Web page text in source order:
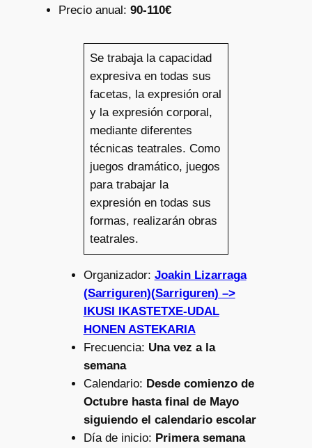
Precio anual: 90-110€
Se trabaja la capacidad
expresiva en todas sus
facetas, la expresión oral
y la expresión corporal,
mediante diferentes
técnicas teatrales. Como
juegos dramático, juegos
para trabajar la
expresión en todas sus
formas, realizarán obras
teatrales.
Organizador: Joakin Lizarraga
(Sarriguren)(Sarriguren) –>
IKUSI IKASTETXE-UDAL
HONEN ASTEKARIA
Frecuencia: Una vez a la
semana
Calendario: Desde comienzo de
Octubre hasta final de Mayo
siguiendo el calendario escolar
Día de inicio: Primera semana